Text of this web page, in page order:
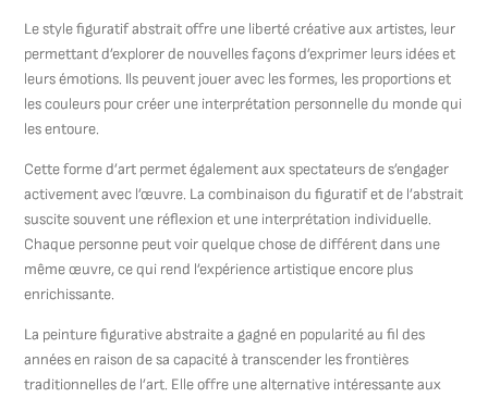
Le style figuratif abstrait offre une liberté créative aux artistes, leur
permettant d’explorer de nouvelles façons d’exprimer leurs idées et
leurs émotions. Ils peuvent jouer avec les formes, les proportions et
les couleurs pour créer une interprétation personnelle du monde qui
les entoure.
Cette forme d’art permet également aux spectateurs de s’engager
activement avec l’œuvre. La combinaison du figuratif et de l’abstrait
suscite souvent une réflexion et une interprétation individuelle.
Chaque personne peut voir quelque chose de différent dans une
même œuvre, ce qui rend l’expérience artistique encore plus
enrichissante.
La peinture figurative abstraite a gagné en popularité au fil des
années en raison de sa capacité à transcender les frontières
traditionnelles de l’art. Elle offre une alternative intéressante aux